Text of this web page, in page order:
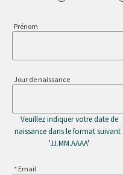
Prénom
Jour de naissance
Veuillez indiquer votre date de
naissance dans le format suivant :
'JJ.MM.AAAA'
Email